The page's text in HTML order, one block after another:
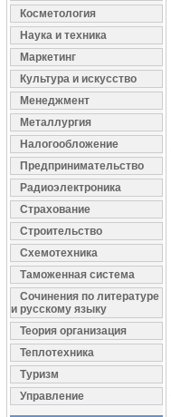
Косметология
Наука и техника
Маркетинг
Культура и искусство
Менеджмент
Металлургия
Налогообложение
Предпринимательство
Радиоэлектроника
Страхование
Строительство
Схемотехника
Таможенная система
Сочинения по литературе
и русскому языку
Теория организация
Теплотехника
Туризм
Управление